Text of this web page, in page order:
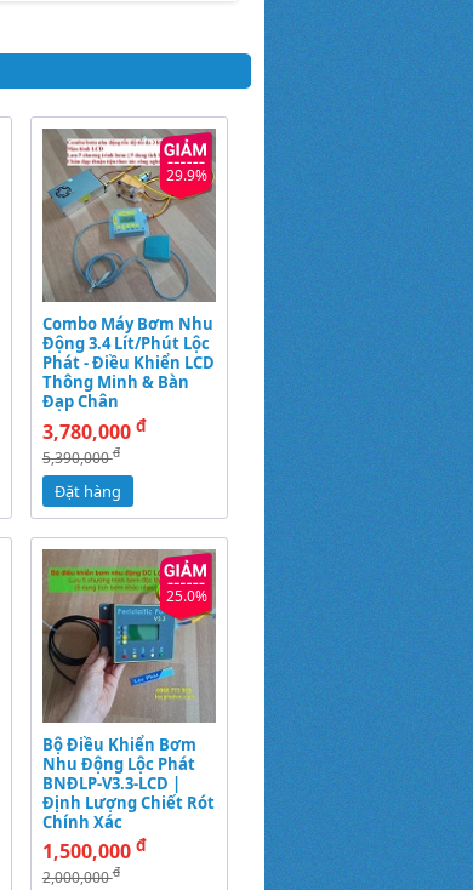
29.9%
Combo Máy Bơm Nhu
Động 3.4 Lít/Phút Lộc
Phát - Điều Khiển LCD
Thông Minh & Bàn
Đạp Chân
3,780,000 đ
5,390,000đ
Đặt hàng
25.0%
Bộ Điều Khiển Bơm
Nhu Động Lộc Phát
BNĐLP-V3.3-LCD |
Định Lượng Chiết Rót
Chính Xác
1,500,000 đ
2,000,000đ